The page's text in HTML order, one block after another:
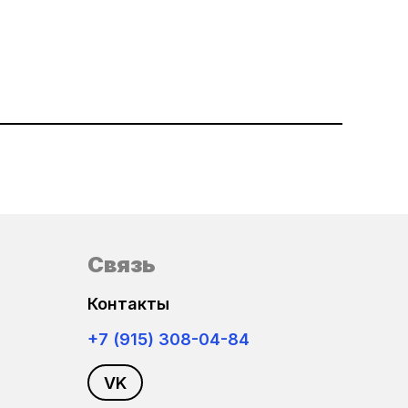
Связь
Контакты
+7 (915) 308-04-84
VK